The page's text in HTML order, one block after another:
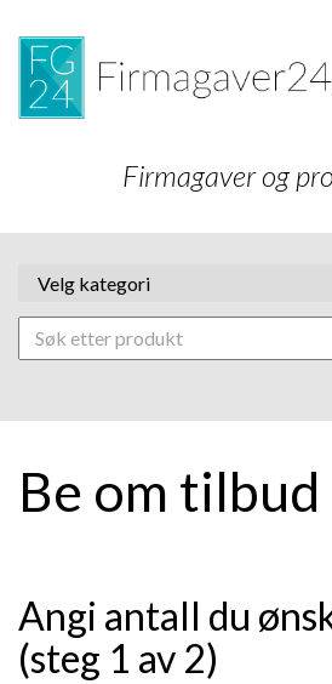
Firmagaver og
Be om tilbud
Angi antall du
(steg 1 av 2)